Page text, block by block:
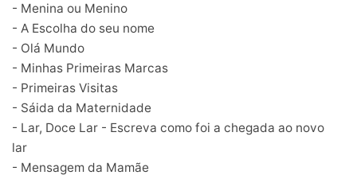
- Menina ou Menino
- A Escolha do seu nome
- Olá Mundo
- Minhas Primeiras Marcas
- Primeiras Visitas
- Sáida da Maternidade
- Lar, Doce Lar - Escreva como foi a chegada ao novo
lar
- Mensagem da Mamãe